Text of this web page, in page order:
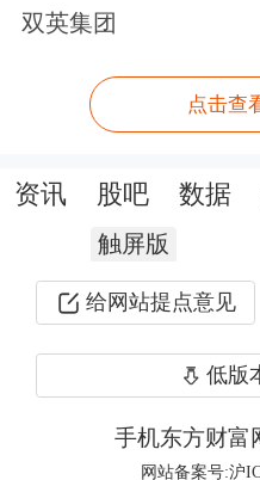
创投
持有云深
数文化；爱施德旗
城持有云深处
股的常州方广三
股份。
双英集团
点击查
资讯 股吧 数据
触屏版
给网站提点意见
低版
手机东方财富
网站备案号:沪